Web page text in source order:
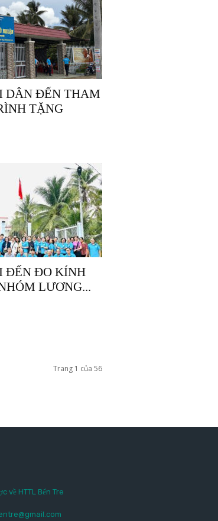
DÂN ĐẾN THAM
TẶNG
ĐẾN ĐO KÍNH
LƯƠNG...
Trang 1 của 56
về HTTL Bến Tre